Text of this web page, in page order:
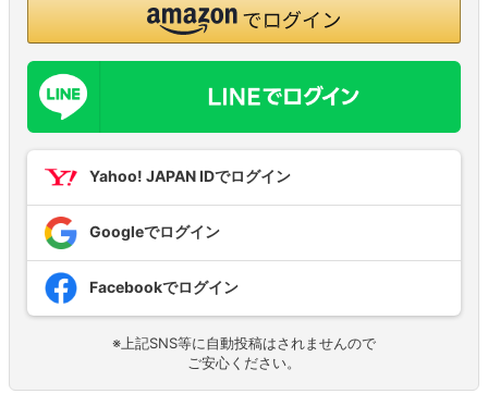
Yahoo! JAPAN IDでログイン
Googleでログイン
Facebookでログイン
※上記SNS等に自動投稿はされませんので
ご安心ください。